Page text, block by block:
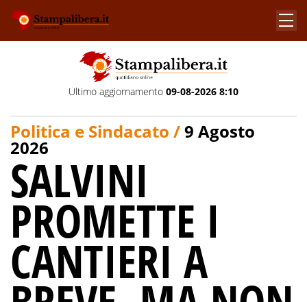
Ultimo aggiornamento 09-08-2026 8:10
Politica e Sindacato /9 Agosto
2026
SALVINI
PROMETTE I
CANTIERI A